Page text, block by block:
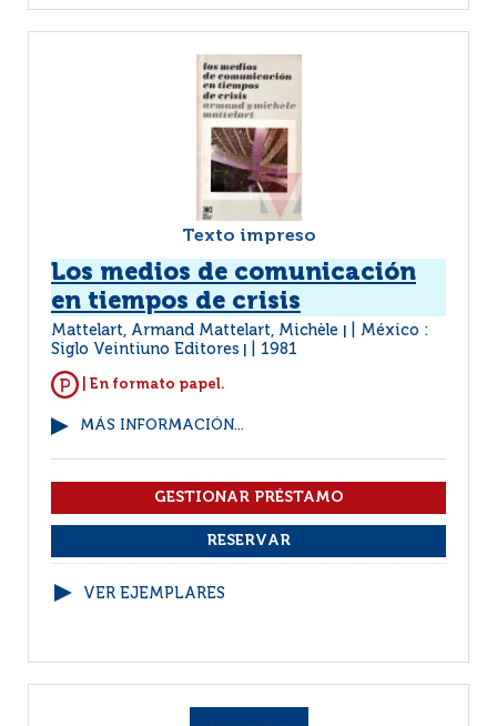
Texto impreso
Los medios de comunicación
en tiempos de crisis
Mattelart, Armand Mattelart, Michèle
México :
Siglo Veintiuno Editores
1981
| En formato papel.
MÁS INFORMACIÓN...
VER EJEMPLARES